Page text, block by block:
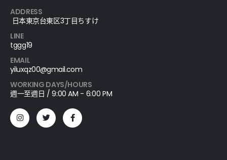
ADDRESS
日本東京台東区3丁目ちすけ
LINE
tggg19
EMAIL
yiluxqz00@gmail.com
WORKING DAYS/HOURS
週一至週日 / 9:00 AM - 6:00 PM